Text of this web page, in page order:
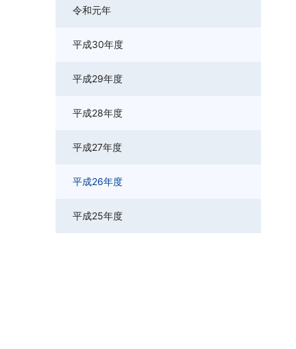
令和元年
平成30年度
平成29年度
平成28年度
平成27年度
平成26年度
平成25年度